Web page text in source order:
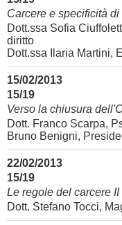
Carcere e specificità di
Dott.ssa Sofia
diritto
Dott.ssa Ilaria Martini,
15/02/2013
15/19
Verso la chiusura
Dott. Franco Scarpa,
Bruno Benigni,
22/02/2013
15/19
Le regole del carcere II
Dott. Stefano Tocci,